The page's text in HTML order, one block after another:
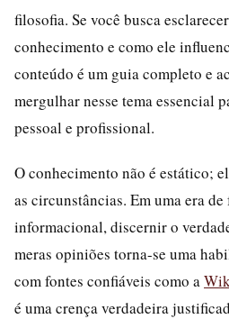
filosofia. Se você busca
conhecimento e como ele
conteúdo é um guia completo e
mergulhar nesse tema essencial
pessoal e profissional.
O conhecimento não é estático;
as circunstâncias. Em uma era
informacional, discernir o
meras opiniões torna-se uma
com fontes confiáveis como a
é uma crença verdadeira